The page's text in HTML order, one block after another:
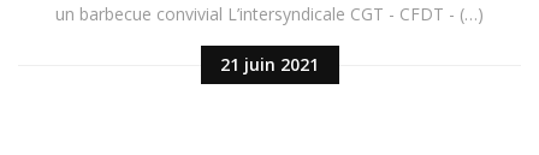
21 juin 2021
un barbecue convivial L’intersyndicale CGT - CFDT - (…)